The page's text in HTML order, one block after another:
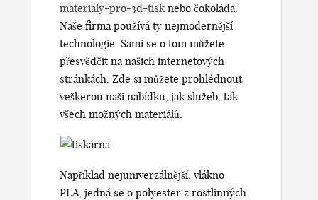
materialy-pro-3d-tisk nebo čokoláda.
Naše firma používá ty nejmodernější
technologie. Sami se o tom můžete
přesvědčit na našich internetových
stránkách. Zde si můžete prohlédnout
veškerou naši nabídku, jak služeb, tak
všech možných materiálů.
Například nejuniverzálnější, vlákno
PLA, jedná se o polyester z rostlinných